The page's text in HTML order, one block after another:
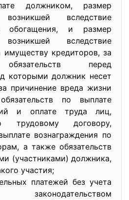
должником, размер
возникшей вследствие
обогащения, и размер
возникшей вследствие
имуществу кредиторов, за
перед
которыми должник несет
причинение вреда жизни
по выплате
и оплате труда лиц,
трудовому договору,
вознаграждения по
а также обязательств
(участниками) должника,
участия;
платежей без учета
законодательством